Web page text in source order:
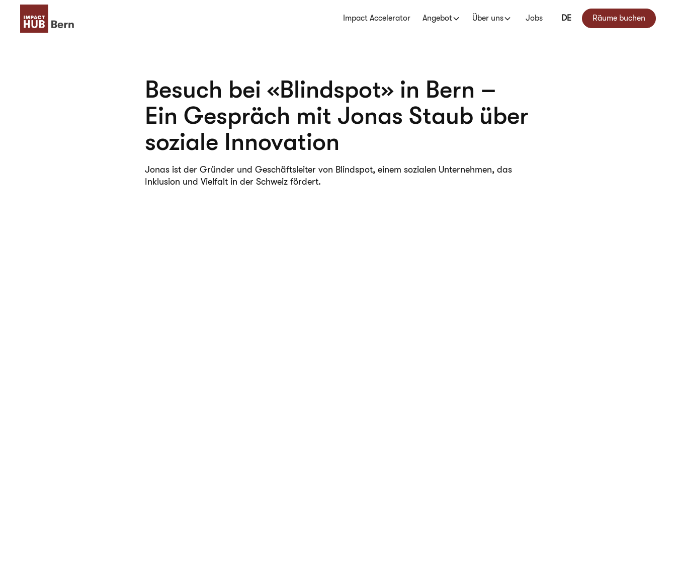
Impact Accelerator Angebot Über uns Jobs DE Räume buchen
Besuch bei «Blindspot» in Bern –
Ein Gespräch mit Jonas Staub über
soziale Innovation
Jonas ist der Gründer und Geschäftsleiter von Blindspot, einem sozialen Unternehmen, das
Inklusion und Vielfalt in der Schweiz fördert.